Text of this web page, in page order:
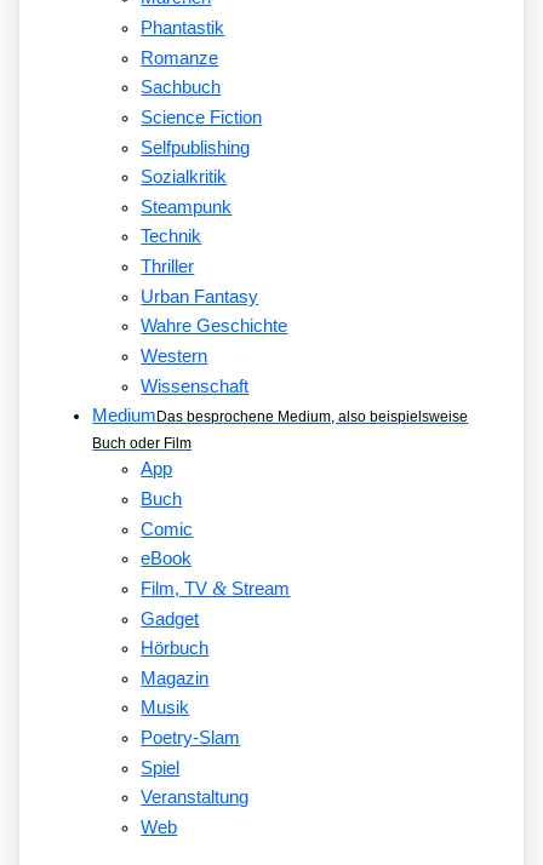
Phantastik
Romanze
Sachbuch
Science Fiction
Selfpublishing
Sozialkritik
Steampunk
Technik
Thriller
Urban Fantasy
Wahre Geschichte
Western
Wissenschaft
Medium Das besprochene Medium, also beispielsweise
Buch oder Film
App
Buch
Comic
eBook
Film, TV&Stream
Gadget
Hörbuch
Magazin
Musik
Poetry-Slam
Spiel
Veranstaltung
Web